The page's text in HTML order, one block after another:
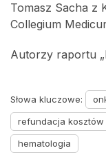
Tomasz Sacha z
Collegium
Autorzy raportu
Słowa kluczowe:
refundacja
hematologia